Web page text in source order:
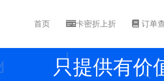
首页 卡密折上折 订单
只提供有价